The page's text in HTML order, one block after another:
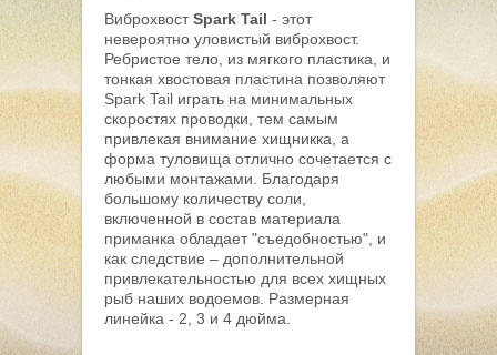
ВиброхвостSpark Tail - этот
невероятно уловистый виброхвост.
Ребристое тело, из мягкого пластика, и
тонкая хвостовая пластина позволяют
Spark Tail играть на минимальных
скоростях проводки, тем самым
привлекая внимание хищникка, а
форма туловища отлично сочетается с
любыми монтажами. Благодаря
большому количеству соли,
включенной в состав материала
приманка обладает "съедобностью", и
как следствие – дополнительной
привлекательностью для всех хищных
рыб наших водоемов. Размерная
линейка - 2, 3 и 4 дюйма.